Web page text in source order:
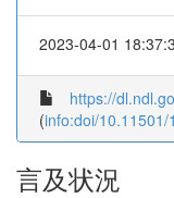
2023-04-01
https://
(info:doi/10.11501/
言及状況